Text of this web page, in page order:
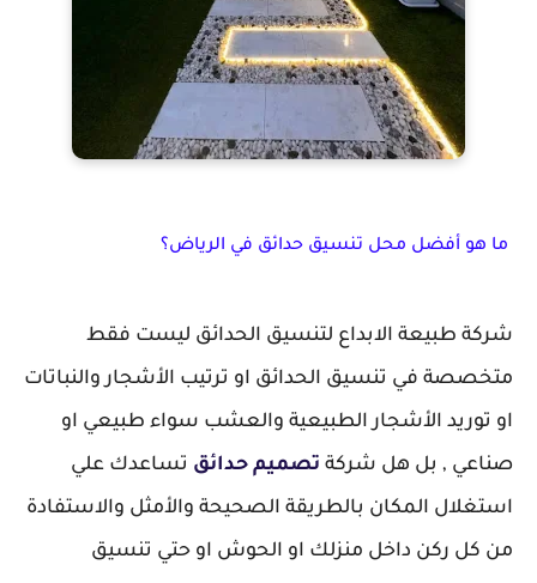
ما هو أفضل محل تنسيق حدائق في الرياض؟
شركة طبيعة الابداع لتنسيق الحدائق ليست فقط
متخصصة في تنسيق الحدائق او ترتيب الأشجار والنباتات
او توريد الأشجار الطبيعية والعشب سواء طبيعي او
صناعي , بل هل شركة تصميم حدائق تساعدك علي
استغلال المكان بالطريقة الصحيحة والأمثل والاستفادة
من كل ركن داخل منزلك او الحوش او حتي تنسيق